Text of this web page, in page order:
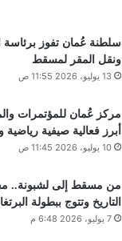
سلطنة عُمان تفوز برئاسة
ونقل المقر لمسقط
13 يوليو، 2026 11:55 ص
مركز عُمان للمؤتمرات
أبرز فعالية صيفية رياضية
10 يوليو، 2026 11:45 ص
من مسقط إلى لشبونة..
التاريخ وتتوج ببطولة البرتغال
7 يوليو، 2026 6:48 م